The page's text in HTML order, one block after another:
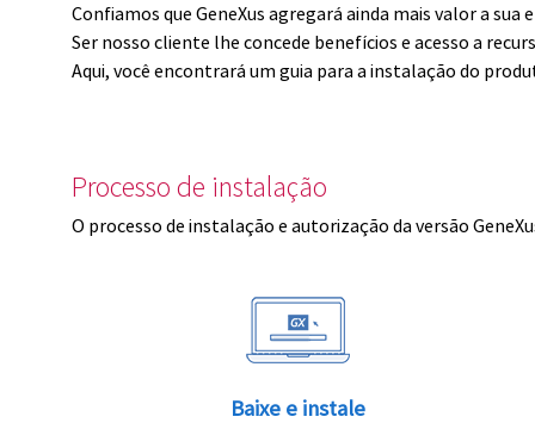
Confiamos que GeneXus agregará ainda mais valor a
Ser nosso cliente lhe concede benefícios e acesso a
Aqui, você encontrará um guia para a instalação do
Processo de instalação
O processo de instalação e autorização da versão
Baixe e instale